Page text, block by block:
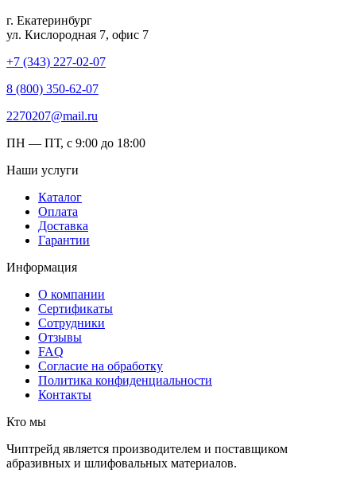
г. Екатеринбург
ул. Кислородная 7, офис 7
+7 (343) 227-02-07
8 (800) 350-62-07
2270207@mail.ru
ПН — ПТ, с 9:00 до 18:00
Наши услуги
Каталог
Оплата
Доставка
Гарантии
Информация
О компании
Сертификаты
Сотрудники
Отзывы
FAQ
Согласие на обработку
Политика конфиденциальности
Контакты
Кто мы
Чиптрейд является производителем и поставщиком
абразивных и шлифовальных материалов.